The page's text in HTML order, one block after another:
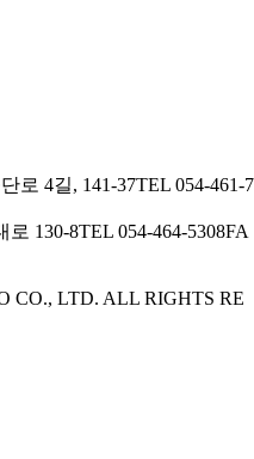
로 4길, 141-37TEL 054-461-7
로 130-8TEL 054-464-5308FA
CO., LTD. ALL RIGHTS RE